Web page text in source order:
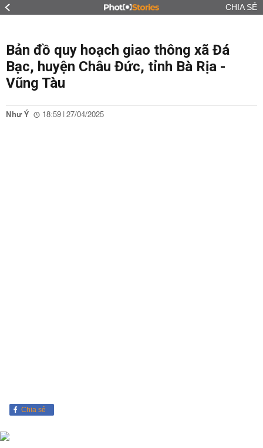
CHIA SẺ
Bản đồ quy hoạch giao thông xã Đá
Bạc, huyện Châu Đức, tỉnh Bà Rịa -
Vũng Tàu
Như Ý 18:59 | 27/04/2025
Chia sẻ